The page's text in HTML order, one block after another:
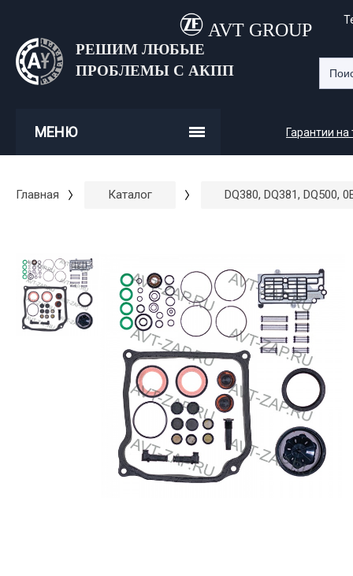
AVT GROUP
РЕШИМ ЛЮБЫЕ
ПРОБЛЕМЫ С АКПП
МЕНЮ Гарантии на
Главная Каталог DQ380, DQ381, DQ500,